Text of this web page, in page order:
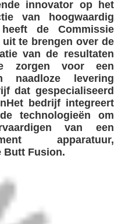
Pipe Butt Fusion Welder